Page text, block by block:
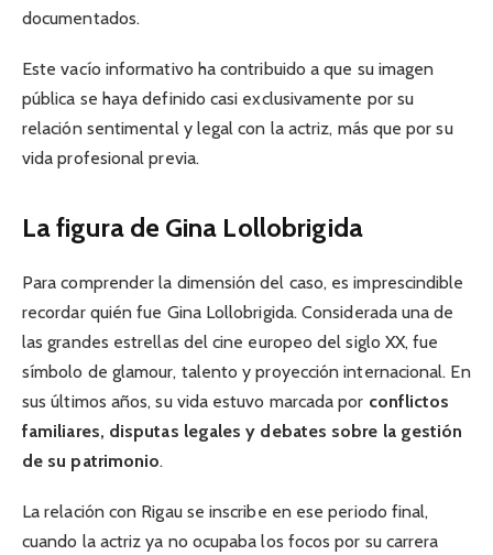
documentados.
Este vacío informativo ha contribuido a que su imagen
pública se haya definido casi exclusivamente por su
relación sentimental y legal con la actriz, más que por su
vida profesional previa.
La figura de Gina Lollobrigida
Para comprender la dimensión del caso, es imprescindible
recordar quién fue Gina Lollobrigida. Considerada una de
las grandes estrellas del cine europeo del siglo XX, fue
símbolo de glamour, talento y proyección internacional. En
sus últimos años, su vida estuvo marcada por conflictos
familiares, disputas legales y debates sobre la gestión
de su patrimonio.
La relación con Rigau se inscribe en ese periodo final,
cuando la actriz ya no ocupaba los focos por su carrera